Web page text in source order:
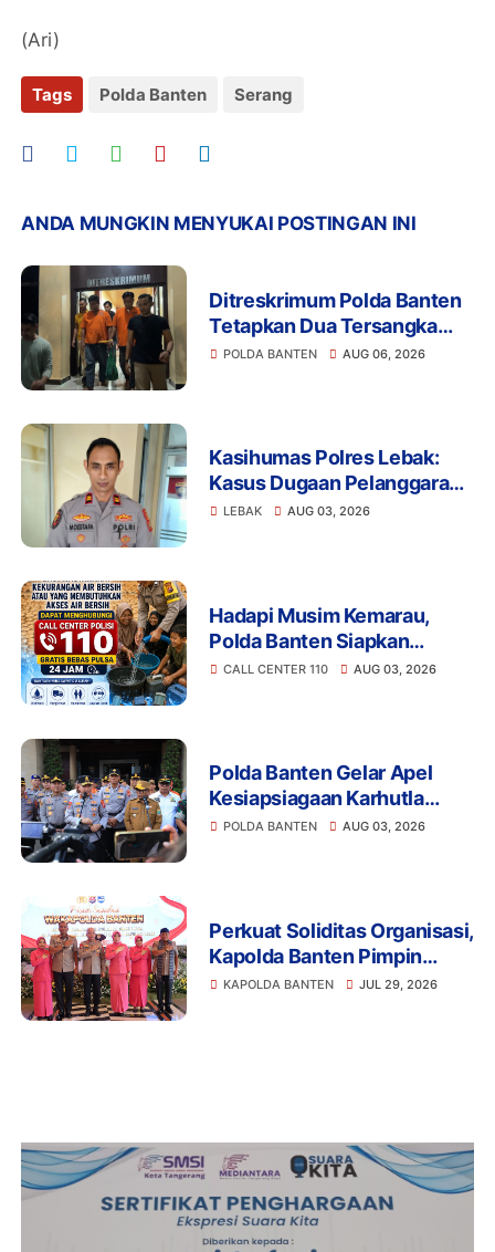
(Ari)
Tags Polda Banten Serang
ANDA MUNGKIN MENYUKAI POSTINGAN INI
Ditreskrimum Polda Banten
Tetapkan Dua Tersangka
Kasus Aksi Anarkis dan
POLDA BANTEN AUG 06, 2026
Kasihumas Polres Lebak:
Kasus Dugaan Pelanggaran
Disiplin Anggota Polri
LEBAK AUG 03, 2026
Hadapi Musim Kemarau,
Polda Banten Siapkan
Layanan Bantuan Air Bersih
CALL CENTER 110 AUG 03, 2026
Polda Banten Gelar Apel
Kesiapsiagaan Karhutla
2026, Perkuat Sinergi
POLDA BANTEN AUG 03, 2026
Perkuat Soliditas Organisasi,
Kapolda Banten Pimpin
Pisah Sambut Wakapolda
KAPOLDA BANTEN JUL 29, 2026